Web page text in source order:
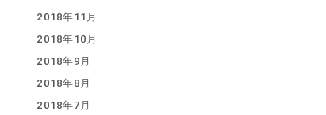
2018年11月
2018年10月
2018年9月
2018年8月
2018年7月